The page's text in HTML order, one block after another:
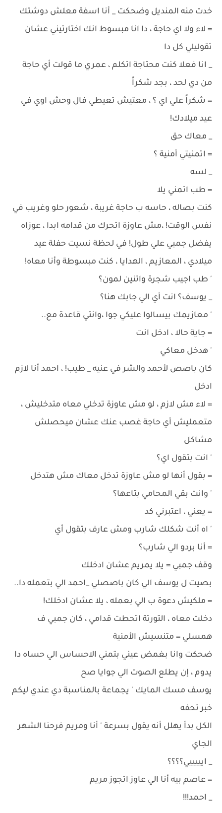
خدت منه المنديل وضحكت _ أنا اسفة معلش دوشتك
= لاء ولا اي حاجة ، دا انا مبسوط انك اختارتيني عشان
تقوليلي كل دا
_ انا فعلا كنت محتاجة اتكلم ، عمري ما قولت أي حاجة
من دي لحد ، بجد شكراً
= شكراً علي اي ؟ ، معتيش تعيطي فال وحش اوي في
عيد ميلادك!
_ معاك حق
= اتمنيتي أمنية ؟
_ لسه
= طب اتمني يلا
كنت بصاله ، حاسه ب حاجة غريبة ، شعور حلو وغريب في
نفس الوقت! ،مش عاوزة اتحرك من قدامه ابدا ، عوزاه
يفضل جمبي علي طول! في لحظة نسيت حفلة عيد
ميلادي ، المعازيم ، الهدايا ، كنت مبسوطة وأنا معاه!
' طب اجيب شجرة واتنين لمون؟
_ يوسف؟ انت أي الي جابك هنا؟
' معازيمك بيسالوا عليكي جوا ،وانتي قاعدة مع..
= جاية حالا ، ادخل انت
' هدخل معاكي
كان باصص لأحمد والشر في عنيه _ طيب! ، احمد أنا لازم
ادخل
= لاء مش لازم ، لو مش عاوزة تدخلي معاه متدخليش ،
متعمليش أي حاجة غصب عنك عشان ميحصلش
مشاكل
' انت بتقول اي؟
= بقول أنها لو مش عاوزة تدخل معاك مش هتدخل
' وانت بقي المحامي بتاعها؟
= يعني ، اعتبرني كد
' اه أنت شكلك شارب ومش عارف بتقول أي
= أنا بردو الي شارب؟
وقف جمبي = يلا يمريم عشان ادخلك
بصيت ل يوسف الي كان باصصلي _احمد الي بتعمله دا..
= ملكيش دعوة ب الي بعمله ، يلا عشان ادخلك!
دخلت معاه ، التورتة اتحطت قدامي ، كان جمبي ف
همسلي = متنسيش الأمنية
ضحكت وانا بغمض عيني بتمني الاحساس الي حساه دا
يدوم ، إن يطلع الصوت الي جوايا صح
يوسف مسك المايك ' يجماعة بالمناسبة دي عندي ليكم
خبر تحفه
الكل بدأ يهلل أنه يقول بسرعة ' أنا ومريم فرحنا الشهر
الجاي
_ ايييييي؟؟؟؟
= عاصم بيه أنا الي عاوز اتجوز مريم
_ احمد!!!